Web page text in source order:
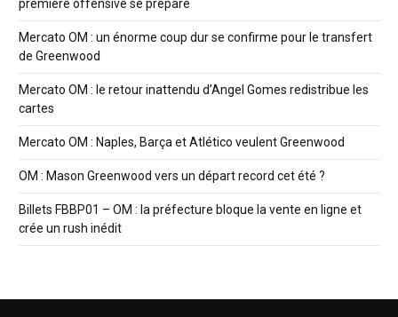
première offensive se prépare
Mercato OM : un énorme coup dur se confirme pour le transfert
de Greenwood
Mercato OM : le retour inattendu d’Angel Gomes redistribue les
cartes
Mercato OM : Naples, Barça et Atlético veulent Greenwood
OM : Mason Greenwood vers un départ record cet été ?
Billets FBBP01 – OM : la préfecture bloque la vente en ligne et
crée un rush inédit